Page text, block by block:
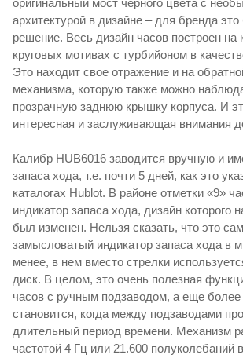
оригинальный мост черного цвета с
архитектурой в дизайне – для бренда
решение. Весь дизайн часов построен на
круговых мотивах с турбийоном в
Это находит свое отражение и на
механизма, которую также можно
прозрачную заднюю крышку корпуса. И
интересная и заслуживающая внимания
Калибр HUB6016 заводится вручную и
запаса хода, т.е. почти 5 дней, как это
каталогах Hublot. В районе отметки «9»
индикатор запаса хода, дизайн которого
был изменен. Нельзя сказать, что это
замысловатый индикатор запаса хода в
менее, в нем вместо стрелки
диск. В целом, это очень полезная
часов с ручным подзаводом, а еще
становится, когда между подзаводами
длительный период времени. Механизм
частотой 4 Гц или 21.600 полуколебаний